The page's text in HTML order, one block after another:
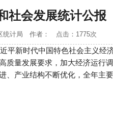
社会发展统计公报
统计局 作者： 点击：1775次
平新时代中国特色社会主义经
质量发展要求，加大经济运行
产业结构不断优化，全年主